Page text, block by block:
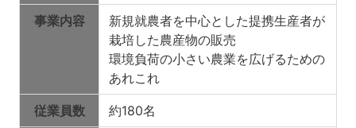
事業内容
新規就農者を中心とした提携生産者が
栽培した農産物の販売
環境負荷の小さい農業を広げるための
あれこれ
従業員数 約180名